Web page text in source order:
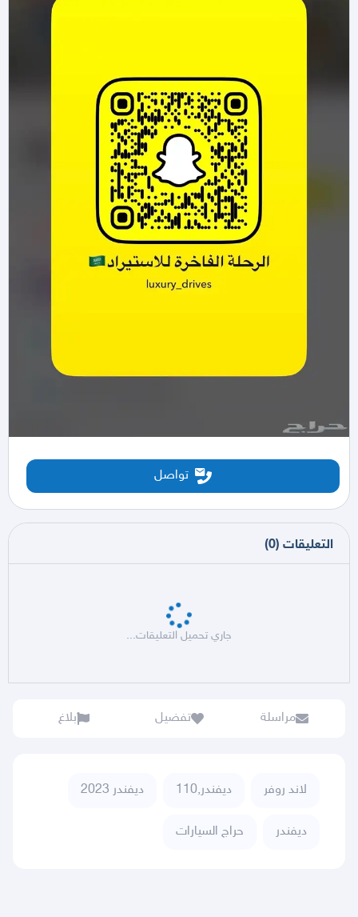
تواصل
التعليقات (
0
)
جاري تحميل التعليقات...
مراسلة تفضيل بلاغ
لاند روفر ديفندر,110 ديفندر 2023
ديفندر حراج السيارات